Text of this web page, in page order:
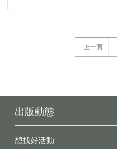
上一頁
出版動態
想找好活動